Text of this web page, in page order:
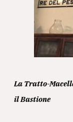
La Tratto-
il Bastione